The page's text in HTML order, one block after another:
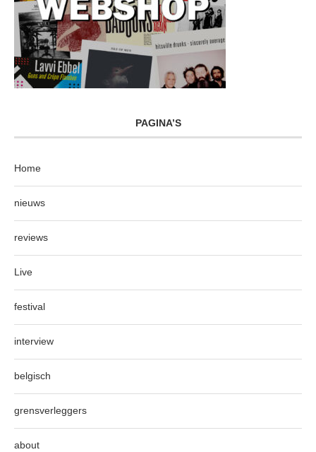
PAGINA’S
Home
nieuws
reviews
Live
festival
interview
belgisch
grensverleggers
about